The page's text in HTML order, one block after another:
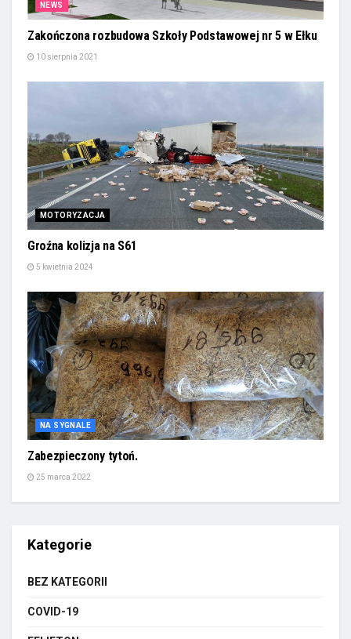
NEWS
Zakończona rozbudowa Szkoły Podstawowej nr 5 w Ełku
10 sierpnia 2021
MOTORYZACJA
Groźna kolizja na S61
5 kwietnia 2024
NA SYGNALE
Zabezpieczony tytoń.
25 marca 2022
Kategorie
BEZ KATEGORII
COVID-19